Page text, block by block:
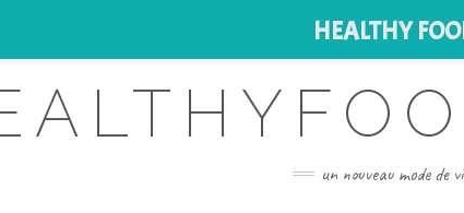
un nouveau mode de
HEALTHY